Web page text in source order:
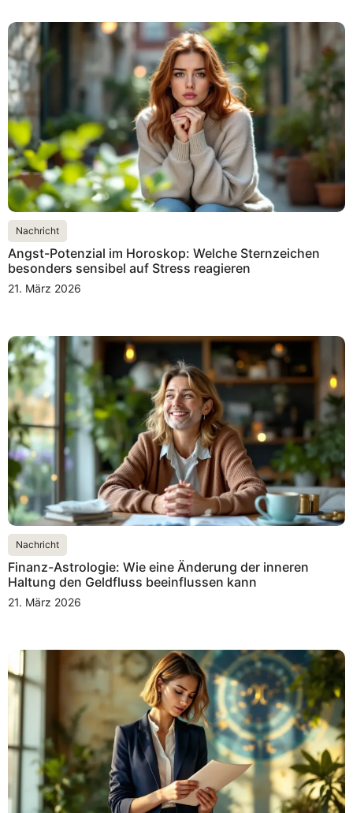
Nachricht
Angst-Potenzial im Horoskop: Welche Sternzeichen
besonders sensibel auf Stress reagieren
21. März 2026
Nachricht
Finanz-Astrologie: Wie eine Änderung der inneren
Haltung den Geldfluss beeinflussen kann
21. März 2026